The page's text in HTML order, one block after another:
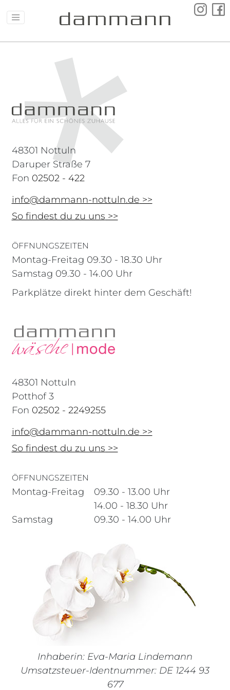
48301 Nottuln
Daruper Straße 7
Fon 02502 - 422
info@dammann-nottuln.de
So findest du zu uns
ÖFFNUNGSZEITEN
Montag-Freitag 09.30 - 18.30 Uhr
Samstag 09.30 - 14.00 Uhr
Parkplätze direkt hinter dem Geschäft!
48301 Nottuln
Potthof 3
Fon 02502 - 2249255
info@dammann-nottuln.de
So findest du zu uns
ÖFFNUNGSZEITEN
Montag-Freitag
09.30 - 13.00 Uhr
14.00 - 18.30 Uhr
Samstag
09.30 - 14.00 Uhr
Inhaberin: Eva-Maria Lindemann
Umsatzsteuer-Identnummer: DE 1244 93
677